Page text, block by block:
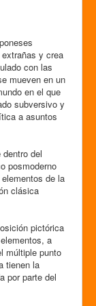
y crea
con las
mueven en un
en el que
subversivo y
a asuntos
del
posmoderno
de la
clásica
pictórica
a
múltiple punto
tienen la
por parte del